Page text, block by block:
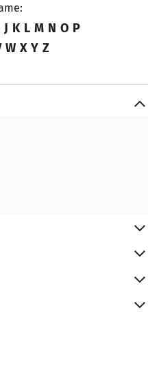
J K L M N O P
W X Y Z